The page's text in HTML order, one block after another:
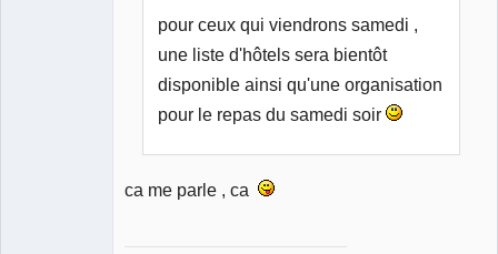
pour ceux qui viendrons samedi ,
une liste d'hôtels sera bientôt
disponible ainsi qu'une organisation
pour le repas du samedi soir
ca me parle , ca